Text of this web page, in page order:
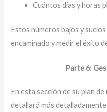
Cuántos días y horas
Estos números bajos y
encaminado y medir el éxito
Parte 6:
En esta sección de su plan
detallará más